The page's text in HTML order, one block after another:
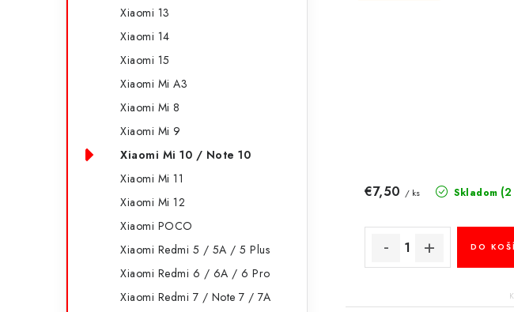
Xiaomi 13
Xiaomi 14
Xiaomi 15
Xiaomi Mi A3
Xiaomi Mi 8
Xiaomi Mi 9
Xiaomi Mi 10 / Note 10
Xiaomi Mi 11
Xiaomi Mi 12
Xiaomi POCO
Xiaomi Redmi 5 / 5A / 5 Plus
Xiaomi Redmi 6 / 6A / 6 Pro
Xiaomi Redmi 7 / Note 7 / 7A
Skladom
€7,50 / ks
DO